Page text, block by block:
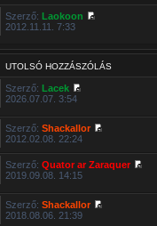
Szerző:Laokoon
2012.11.11. 7:33
UTOLSÓ HOZZÁSZÓLÁS
Szerző:Lacek
2026.07.07. 3:54
Szerző:Shackallor
2012.02.08. 22:24
Szerző:Quator ar Zaraquer
2019.09.08. 14:15
Szerző:Shackallor
2018.08.06. 21:39